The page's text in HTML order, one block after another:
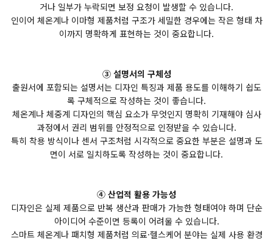
거나 일부가 누락되면 보정 요청이 발생할 수 있습니다.
인이어 체온계나 이마형 제품처럼 구조가 세밀한 경우에는 작은 형태 차
이까지 명확하게 표현하는 것이 중요합니다.
③ 설명서의 구체성
출원서에 포함되는 설명서는 디자인 특징과 제품 용도를 이해하기 쉽도
록 구체적으로 작성하는 것이 좋습니다.
체온계나 체중계 디자인의 핵심 요소가 무엇인지 명확히 기재해야 심사
과정에서 권리 범위를 안정적으로 인정받을 수 있습니다.
특히 착용 방식이나 센서 구조처럼 시각적으로 중요한 부분은 설명과 도
면이 서로 일치하도록 작성하는 것이 중요합니다.
④ 산업적 활용 가능성
디자인은 실제 제품으로 반복 생산과 판매가 가능한 형태여야 하며 단순
아이디어 수준이면 등록이 어려울 수 있습니다.
스마트 체온계나 패치형 제품처럼 의료·헬스케어 분야는 실제 사용 환경